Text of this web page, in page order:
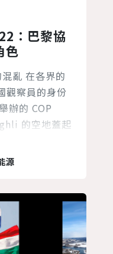
：巴黎協
色
亂 在各界的
觀察員的身份
辦的 COP
的空地蓋起
地的與會人
亂。那年，出
親身感受議場
源不絕的混
源